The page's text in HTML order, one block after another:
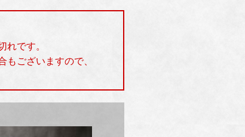
れです。
もございますので、